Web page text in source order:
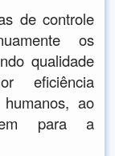
de controle
os
qualidade
eficiência
ao
para a